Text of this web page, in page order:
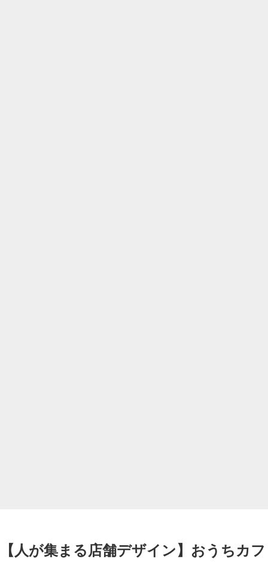
【人が集まる店舗デザイン】おうちカ